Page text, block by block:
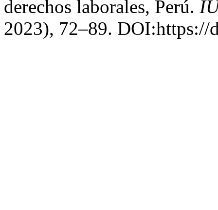
derechos laborales, Perú.
2023), 72–89.